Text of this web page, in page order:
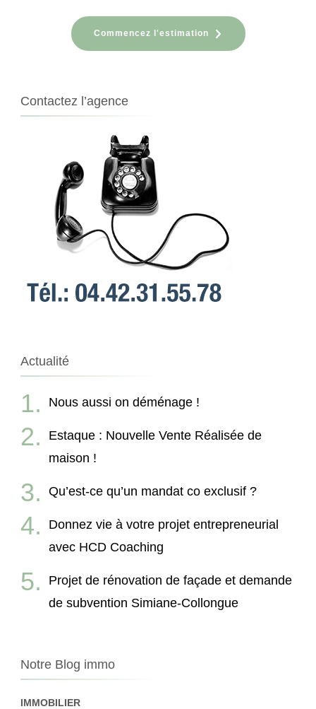
Commencez l'estimation
Contactez l’agence
Actualité
Nous aussi on déménage !
Estaque : Nouvelle Vente Réalisée de
maison !
Qu’est-ce qu’un mandat co exclusif ?
Donnez vie à votre projet entrepreneurial
avec HCD Coaching
Projet de rénovation de façade et demande
de subvention Simiane-Collongue
Notre Blog immo
IMMOBILIER